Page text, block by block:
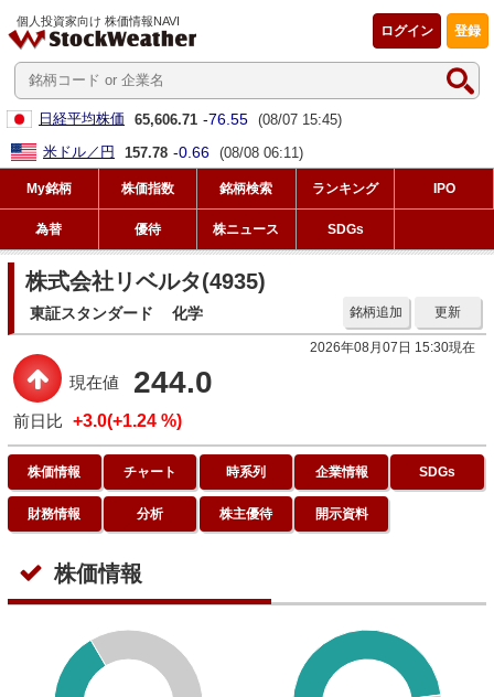
個人投資家向け 株価情報NAVI
登録
ログイン
日経平均株価 65,606.71 -76.55 (08/07 15:45)
米ドル／円
157.78 -0.66 (08/08 06:11)
My銘柄 株価指数 銘柄検索 ランキング IPO
為替 優待 株ニュース SDGs
株式会社リベルタ(4935)
東証スタンダード 化学 更新
銘柄追加
2026年08月07日 15:30現在
現在値 244.0
前日比 +3.0(+1.24 %)
株価情報 チャート 時系列 企業情報 SDGs
財務情報 分析 株主優待 開示資料
株価情報